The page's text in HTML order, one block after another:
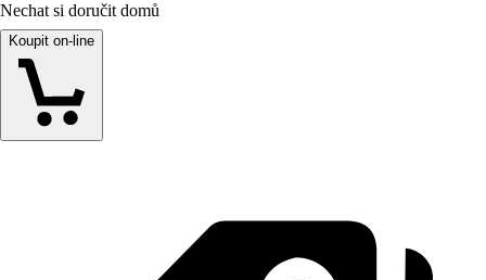
Nechat si doručit domů
Koupit on-line